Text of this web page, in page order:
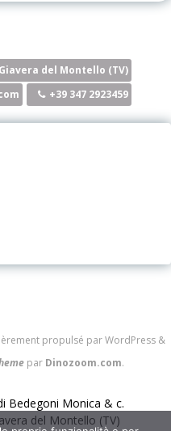
del Montello (TV)
+39 347 2923459
propulsé par WordPress &
par Dinozoom.com.
Bedegoni Monica & c.
del Montello (TV)